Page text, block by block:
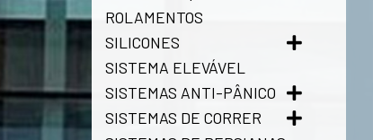
ROLAMENTOS
SILICONES
SISTEMA ELEVÁVEL
SISTEMAS ANTI-PÂNICO
SISTEMAS DE CORRER